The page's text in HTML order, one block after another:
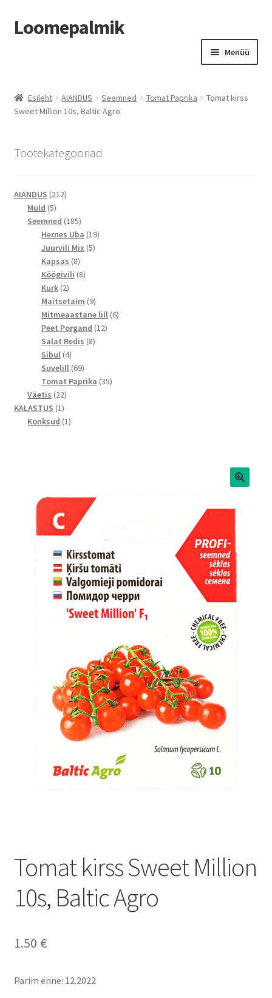
Loomepalmik
Menüü
Esileht AIANDUS Seemned Tomat Paprika
Tomat kirss
Sweet Million 10s, Baltic Agro
Tomat kirss Sweet Million
10s, Baltic Agro
1.50 €
Parim enne: 12.2022
Tootekategooriad
AIANDUS 212212
Muld 55
toodet
Seemned 185185
toodet
Hernes Uba 1919
Juurvili Mix 55
Kapsas 88
toodet
Köögivili 88
Kurk 22
toodet
Maitsetaim 99
toodet
Mitmeaastane lill 66
Peet Porgand 1212
Salat Redis 88
Sibul 44
toodet
Suvelill 6969
toodet
Tomat Paprika 3535
Väetis 2222
KALASTUS 11
toode
Konksud 11